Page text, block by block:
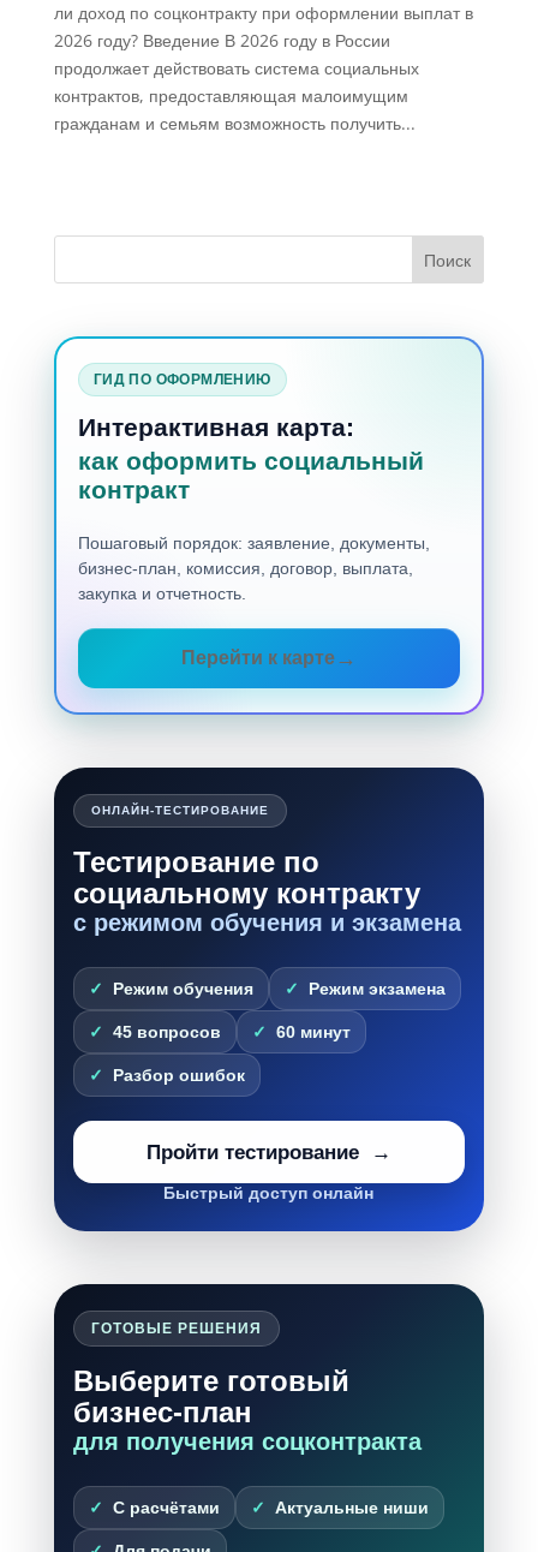
ли доход по соцконтракту при оформлении выплат в
2026 году? Введение В 2026 году в России
продолжает действовать система социальных
контрактов, предоставляющая малоимущим
гражданам и семьям возможность получить...
ГИД ПО ОФОРМЛЕНИЮ
Интерактивная карта:
как оформить социальный
контракт
Пошаговый порядок: заявление, документы,
бизнес-план, комиссия, договор, выплата,
закупка и отчетность.
Перейти к карте
ОНЛАЙН-ТЕСТИРОВАНИЕ
Тестирование по
социальному контракту
с режимом обучения и экзамена
Режим обучения Режим экзамена
45 вопросов 60 минут
Разбор ошибок
Пройти тестирование
Быстрый доступ онлайн
ГОТОВЫЕ РЕШЕНИЯ
Выберите готовый
бизнес-план
для получения соцконтракта
С расчётами Актуальные ниши